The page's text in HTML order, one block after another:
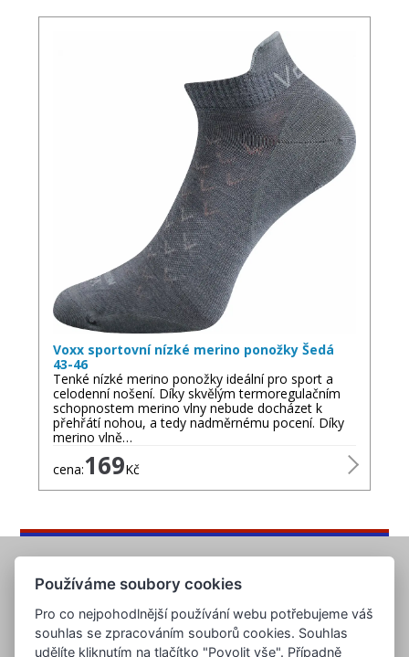
Voxx sportovní nízké merino ponožky Šedá
43-46
Tenké nízké merino ponožky ideální pro sport a
celodenní nošení. Díky skvělým termoregulačním
schopnostem merino vlny nebude docházet k
přehřátí nohou, a tedy nadměrnému pocení. Díky
merino vlně…
cena:169Kč
Používáme soubory cookies
Pro co nejpohodlnější používání webu potřebujeme váš
souhlas se zpracováním souborů cookies. Souhlas
udělíte kliknutím na tlačítko "Povolit vše". Případně